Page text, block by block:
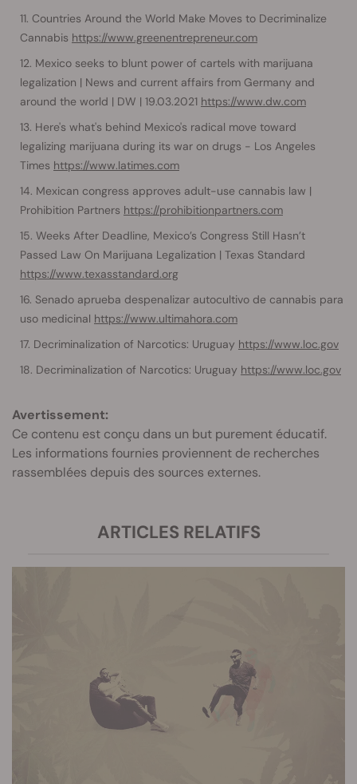
Countries Around the World Make Moves to Decriminalize
Cannabis https://www.greenentrepreneur.com
Mexico seeks to blunt power of cartels with marijuana
legalization | News and current affairs from Germany and
around the world | DW | 19.03.2021 https://www.dw.com
Here's what's behind Mexico's radical move toward
legalizing marijuana during its war on drugs - Los Angeles
Times https://www.latimes.com
Mexican congress approves adult-use cannabis law |
Prohibition Partners https://prohibitionpartners.com
Weeks After Deadline, Mexico’s Congress Still Hasn’t
Passed Law On Marijuana Legalization | Texas Standard
https://www.texasstandard.org
Senado aprueba despenalizar autocultivo de cannabis para
uso medicinal https://www.ultimahora.com
Decriminalization of Narcotics: Uruguay https://www.loc.gov
Decriminalization of Narcotics: Uruguay https://www.loc.gov
Avertissement:
Ce contenu est conçu dans un but purement éducatif.
Les informations fournies proviennent de recherches
rassemblées depuis des sources externes.
ARTICLES RELATIFS